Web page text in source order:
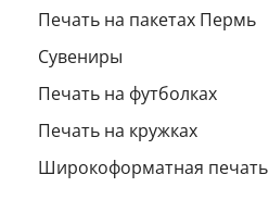
Печать на пакетах Пермь
Сувениры
Печать на футболках
Печать на кружках
Широкоформатная печать